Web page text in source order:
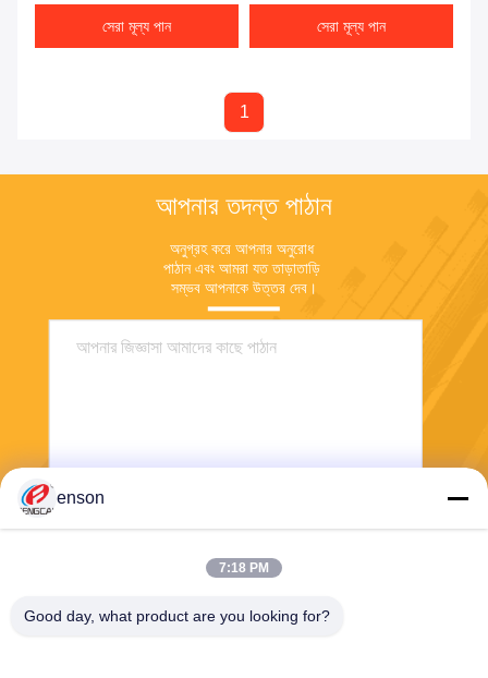
সেরা মূল্য পান সেরা মূল্য পান
1
আপনার তদন্ত পাঠান
অনুগ্রহ করে আপনার অনুরোধ
পাঠান এবং আমরা যত তাড়াতাড়ি
সম্ভব আপনাকে উত্তর দেব।
enson
7:18 PM
Good day, what product are you looking for?